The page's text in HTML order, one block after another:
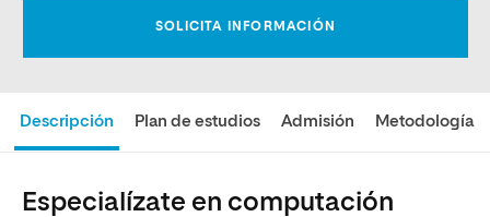
Descripción Plan de estudios Admisión Metodología
Especialízate en computación